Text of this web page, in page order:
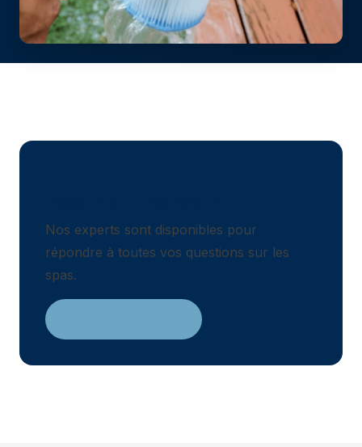
Nos experts sont disponibles pour
répondre à toutes vos questions sur les
spas.